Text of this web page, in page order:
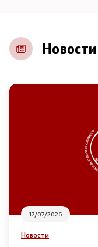
Контакт
Основање на
Дијалог меѓу
Новости
17/07/2026
Новости